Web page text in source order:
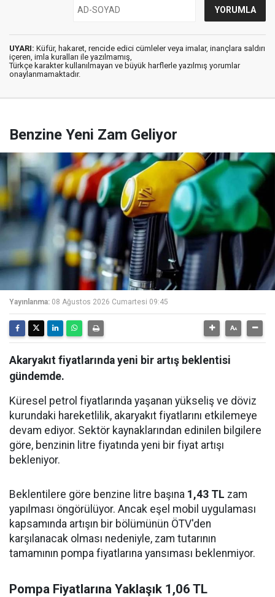
UYARI: Küfür, hakaret, rencide edici cümleler veya imalar, inançlara saldırı
içeren, imla kuralları ile yazılmamış,
Türkçe karakter kullanılmayan ve büyük harflerle yazılmış yorumlar
onaylanmamaktadır.
Benzine Yeni Zam Geliyor
Yayınlanma: 08 Ağustos 2026 Cumartesi 09:45
Akaryakıt fiyatlarında yeni bir artış beklentisi
gündemde.
Küresel petrol fiyatlarında yaşanan yükseliş ve döviz
kurundaki hareketlilik, akaryakıt fiyatlarını etkilemeye
devam ediyor. Sektör kaynaklarından edinilen bilgilere
göre, benzinin litre fiyatında yeni bir fiyat artışı
bekleniyor.
Beklentilere göre benzine litre başına 1,43 TL zam
yapılması öngörülüyor. Ancak eşel mobil uygulaması
kapsamında artışın bir bölümünün ÖTV'den
karşılanacak olması nedeniyle, zam tutarının
tamamının pompa fiyatlarına yansıması beklenmiyor.
Pompa Fiyatlarına Yaklaşık 1,06 TL